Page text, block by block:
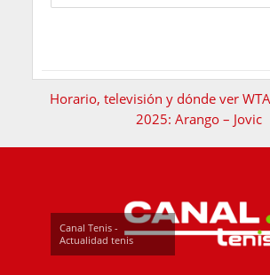
Horario, televisión y dónde ver
2025: Arango – Jovic
Canal Tenis -
Actualidad tenis